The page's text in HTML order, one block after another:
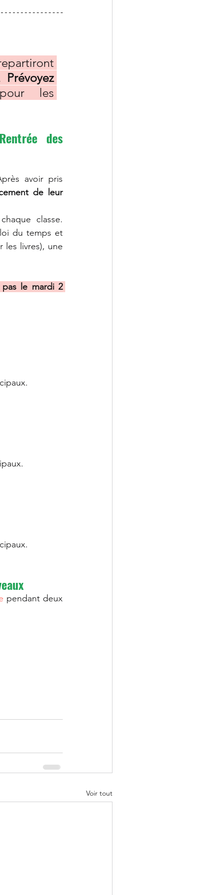
Prévoyez
les
Rentrée des
avoir pris
de leur
classe.
du temps et
les livres), une
le mardi 2
pendant deux
Voir tout